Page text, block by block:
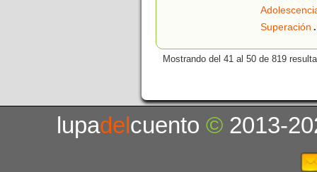
Superación .
Mostrando del 41 al 50 de 819
lupadelcuento© 2013-